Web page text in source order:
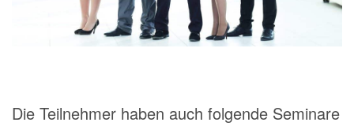
Die Teilnehmer haben auch folgende Seminare